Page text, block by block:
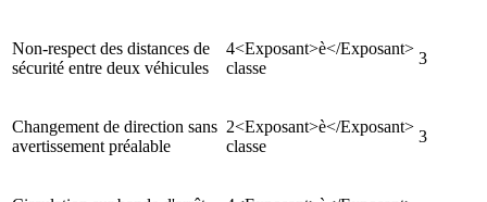
Non-respect des distances de
sécurité entre deux véhicules
4<Exposant>è</Exposant>
classe
3
Changement de direction sans
avertissement préalable
2<Exposant>è</Exposant>
classe
3